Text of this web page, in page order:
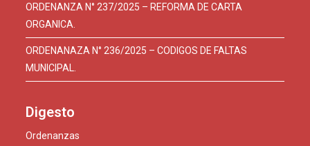
ORDENANZA N° 237/2025 – REFORMA DE CARTA
ORGANICA.
ORDENANAZA N° 236/2025 – CODIGOS DE FALTAS
MUNICIPAL.
Digesto
Ordenanzas